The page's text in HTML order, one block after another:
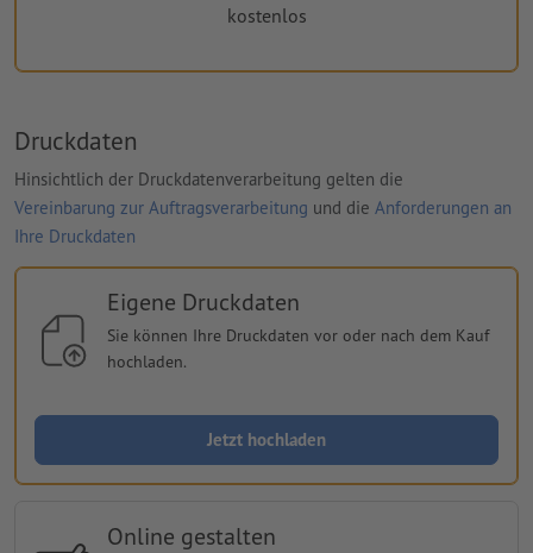
kostenlos
Druckdaten
Hinsichtlich der Druckdatenverarbeitung gelten die
Vereinbarung zur Auftragsverarbeitung und die Anforderungen an
Ihre Druckdaten
Eigene Druckdaten
Sie können Ihre Druckdaten vor oder nach dem Kauf
hochladen.
Jetzt hochladen
Online gestalten